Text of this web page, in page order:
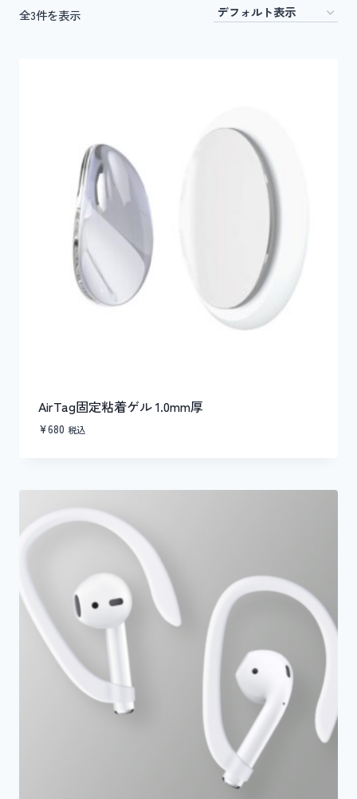
全3件を表示
AirTag固定粘着ゲル 1.0mm厚
¥680 税込